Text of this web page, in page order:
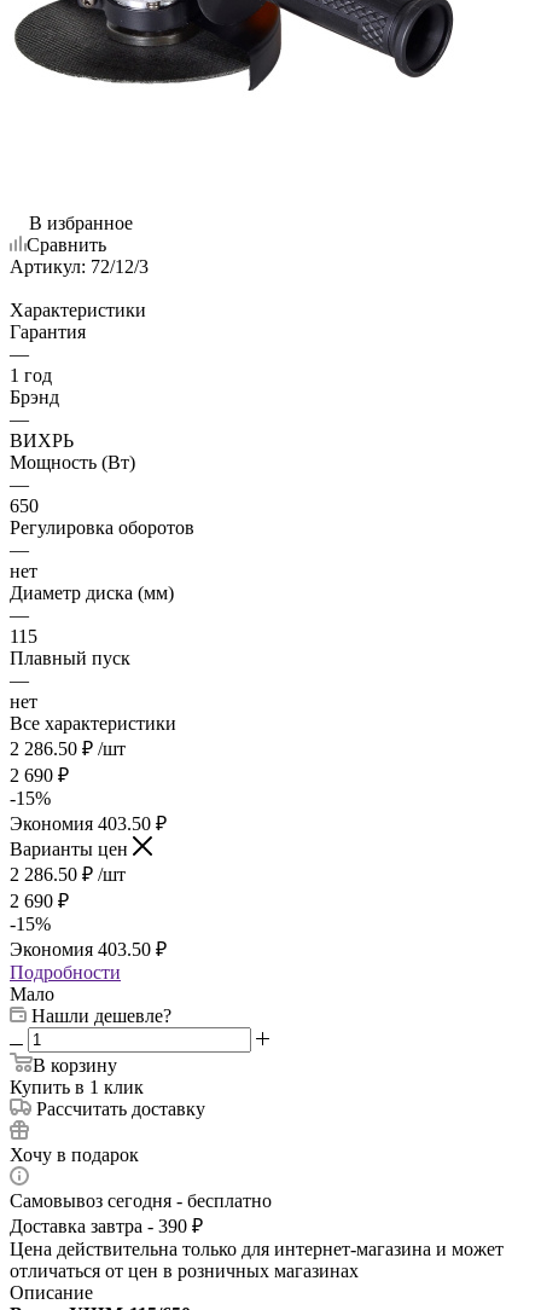
В избранное
Сравнить
Артикул: 72/12/3
Характеристики
Гарантия
—
1 год
Брэнд
—
ВИХРЬ
Мощность (Вт)
—
650
Регулировка оборотов
—
нет
Диаметр диска (мм)
—
115
Плавный пуск
—
нет
Все характеристики
2 286.50 ₽ /шт
2 690 ₽
-15%
Экономия 403.50 ₽
Варианты цен
2 286.50 ₽ /шт
2 690 ₽
-15%
Экономия 403.50 ₽
Подробности
Мало
Нашли дешевле?
В корзину
Купить в 1 клик
Рассчитать доставку
Хочу в подарок
Самовывоз сегодня - бесплатно
Доставка завтра - 390 ₽
Цена действительна только для интернет-магазина и может
отличаться от цен в розничных магазинах
Описание